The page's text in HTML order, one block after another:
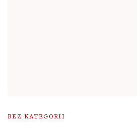
BEZ KATEGORII